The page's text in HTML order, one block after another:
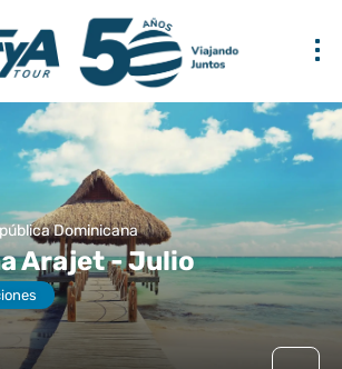
Dominicana
Arajet - Julio